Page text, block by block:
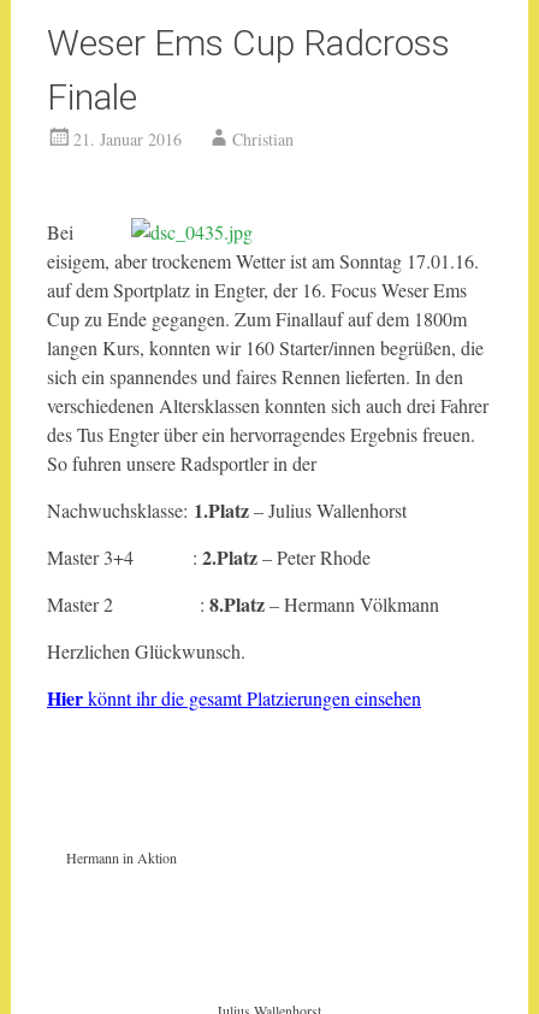
Weser Ems Cup Radcross
Finale
21. Januar 2016 Christian
Bei
eisigem, aber trockenem Wetter ist am Sonntag 17.01.16.
auf dem Sportplatz in Engter, der 16. Focus Weser Ems
Cup zu Ende gegangen. Zum Finallauf auf dem 1800m
langen Kurs, konnten wir 160 Starter/innen begrüßen, die
sich ein spannendes und faires Rennen lieferten. In den
verschiedenen Altersklassen konnten sich auch drei Fahrer
des Tus Engter über ein hervorragendes Ergebnis freuen.
So fuhren unsere Radsportler in der
Nachwuchsklasse: 1.Platz– Julius Wallenhorst
Master 3+4 : 2.Platz– Peter Rhode
Master 2 : 8.Platz– Hermann Völkmann
Herzlichen Glückwunsch.
Hierkönnt ihr die gesamt Platzierungen einsehen
Hermann in Aktion